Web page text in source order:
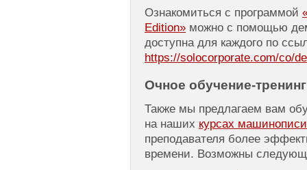
Ознакомиться с программой
Edition» можно с помощью
доступна для каждого по
https://solocorporate.com/co/
Очное обучение-тренинг
Также мы предлагаем вам
на наших курсах машинописи
преподавателя более
времени. Возможны